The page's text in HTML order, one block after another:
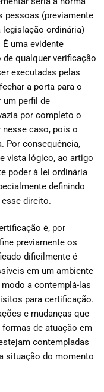
pessoas (previamente
ordinária)
É uma evidente
qualquer verificação
executadas pelas
a porta para o
um perfil de
por completo o
caso, pois o
Por consequência,
vista lógico, ao artigo
poder à lei ordinária
definindo
direito.
é, por
previamente os
dificilmente é
em um ambiente
a contemplá-las
para certificação.
e mudanças que
de atuação em
contempladas
situação do momento